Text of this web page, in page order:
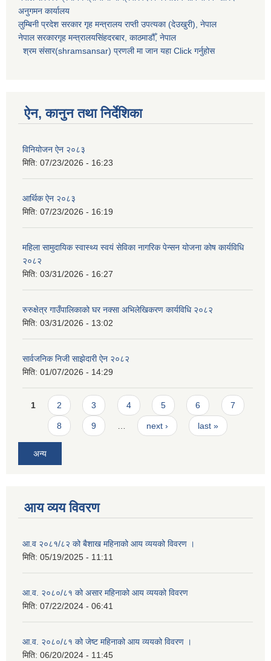
अनुगमन कार्यालय
लुम्बिनी प्रदेश सरकार गृह मन्त्रालय राप्ती उपत्यका (देउखुरी), नेपाल
नेपाल सरकारगृह मन्त्रालयसिंहदरबार, काठमाडौँ, नेपाल
श्रम संसार(shramsansar) प्रणली मा जान यहा Click गर्नुहोस
ऐन, कानुन तथा निर्देशिका
विनियोजन ऐन २०८३
मिति: 07/23/2026 - 16:23
आर्थिक ऐन २०८३
मिति: 07/23/2026 - 16:19
महिला सामुदायिक स्वास्थ्य स्वयं सेविका नागरिक पेन्सन योजना कोष कार्यविधि
२०८२
मिति: 03/31/2026 - 16:27
रुरुक्षेत्र गाउँपालिकाको घर नक्सा अभिलेखिकरण कार्यविधि २०८२
मिति: 03/31/2026 - 13:02
सार्वजनिक निजी साझेदारी ऐन २०८२
मिति: 01/07/2026 - 14:29
Pages
1 2 3 4 5 6 7
8 9 next › last »
अन्य
आय व्यय विवरण
आ.व २०८१/८२ को बैशाख महिनाको आय व्ययको विवरण ।
मिति: 05/19/2025 - 11:11
आ.व. २०८०/८१ को असार महिनाको आय व्ययको विवरण
मिति: 07/22/2024 - 06:41
आ.व. २०८०/८१ को जेष्ट महिनाको आय व्ययको विवरण ।
मिति: 06/20/2024 - 11:45